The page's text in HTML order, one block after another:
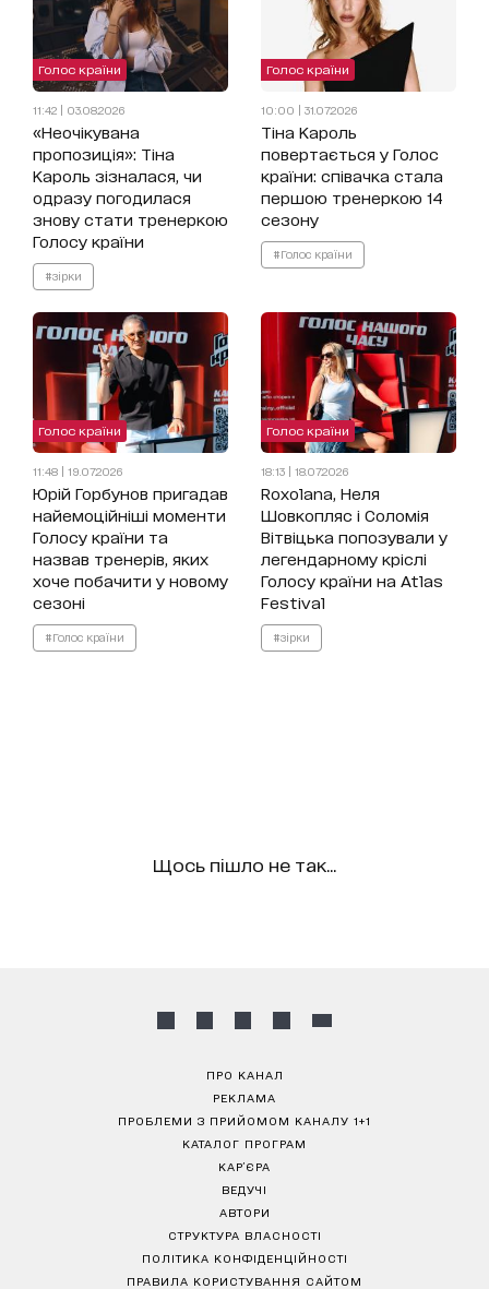
Голос країни
11:42 | 03.08.2026
«Неочікувана
пропозиція»: Тіна
Кароль зізналася, чи
одразу погодилася
знову стати тренеркою
Голосу країни
#зірки
Голос країни
10:00 | 31.07.2026
Тіна Кароль
повертається у Голос
країни: співачка стала
першою тренеркою 14
сезону
#Голос країни
Голос країни
11:48 | 19.07.2026
Юрій Горбунов пригадав
найемоційніші моменти
Голосу країни та
назвав тренерів, яких
хоче побачити у новому
сезоні
#Голос країни
Голос країни
18:13 | 18.07.2026
Roxolana, Неля
Шовкопляс і Соломія
Вітвіцька попозували у
легендарному кріслі
Голосу країни на Atlas
Festival
#зірки
Щось пішло не так...
ПРО КАНАЛ
РЕКЛАМА
ПРОБЛЕМИ З ПРИЙОМОМ КАНАЛУ 1+1
КАТАЛОГ ПРОГРАМ
КАР’ЄРА
ВЕДУЧІ
АВТОРИ
СТРУКТУРА ВЛАСНОСТІ
ПОЛІТИКА КОНФІДЕНЦІЙНОСТІ
ПРАВИЛА КОРИСТУВАННЯ САЙТОМ